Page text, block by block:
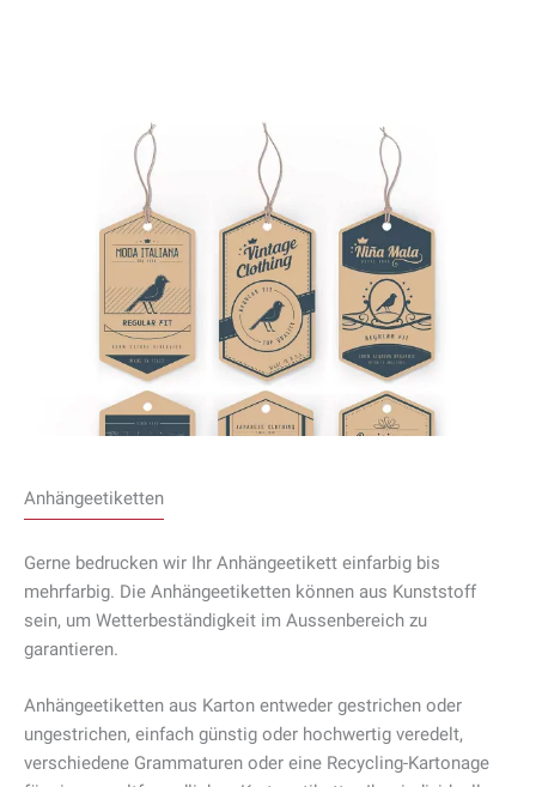
Anhängeetiketten
Gerne bedrucken wir Ihr Anhängeetikett einfarbig bis
mehrfarbig. Die Anhängeetiketten können aus Kunststoff
sein, um Wetterbeständigkeit im Aussenbereich zu
garantieren.
Anhängeetiketten aus Karton entweder gestrichen oder
ungestrichen, einfach günstig oder hochwertig veredelt,
verschiedene Grammaturen oder eine Recycling-Kartonage